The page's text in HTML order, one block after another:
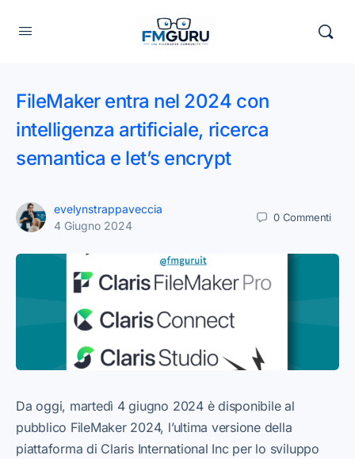
FileMaker entra nel 2024 con
intelligenza artificiale, ricerca
semantica e let’s encrypt
evelynstrappaveccia
4 Giugno 2024
0 Commenti
Da oggi, martedì 4 giugno 2024 è disponibile al
pubblico FileMaker 2024, l’ultima versione della
piattaforma di Claris International Inc per lo sviluppo